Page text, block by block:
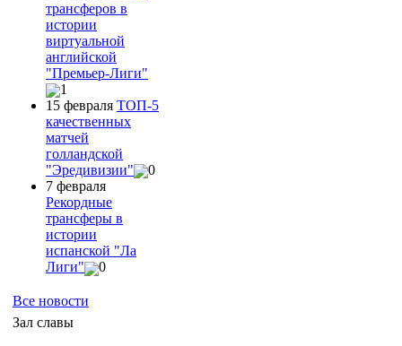
трансферов в
истории
виртуальной
английской
"Премьер-Лиги"
1
15 февраля ТОП-5
качественных
матчей
голландской
"Эредивизии"
0
7 февраля
Рекордные
трансферы в
истории
испанской "Ла
Лиги"
0
Все новости
Зал славы